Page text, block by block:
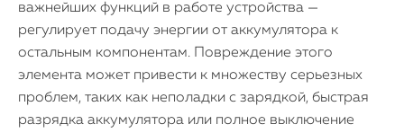
важнейших функций в работе устройства —
регулирует подачу энергии от аккумулятора к
остальным компонентам. Повреждение этого
элемента может привести к множеству серьезных
проблем, таких как неполадки с зарядкой, быстрая
разрядка аккумулятора или полное выключение